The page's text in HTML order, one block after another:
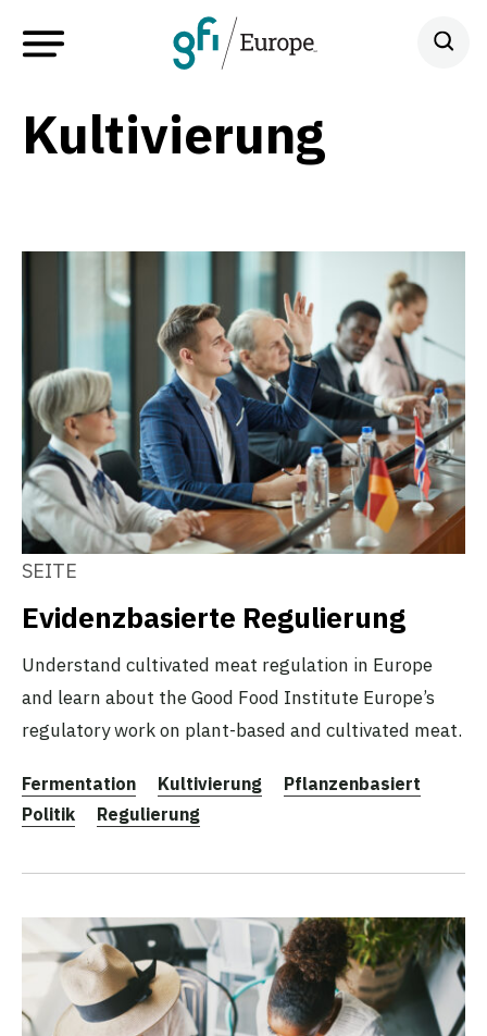
Kultivierung
SEITE
Evidenzbasierte Regulierung
Understand cultivated meat regulation in Europe
and learn about the Good Food Institute Europe’s
regulatory work on plant-based and cultivated meat.
Fermentation Kultivierung
Pflanzenbasiert
Politik
Regulierung